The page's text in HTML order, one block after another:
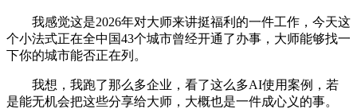
我感觉这是2026年对大师来讲挺福利的一件工作，今天这
个小法式正在全中国43个城市曾经开通了办事，大师能够找一
下你的城市能否正在列。
我想，我跑了那么多企业，看了这么多AI使用案例，若
是能无机会把这些分享给大师，大概也是一件成心义的事。